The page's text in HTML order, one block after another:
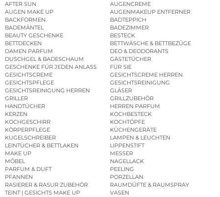
AFTER SUN
AUGENCREME
AUGEN MAKE UP
AUGENMAKEUP ENTFERNER
BACKFORMEN
BADTEPPICH
BADEMÄNTEL
BADEZIMMER
BEAUTY GESCHENKE
BESTECK
BETTDECKEN
BETTWÄSCHE & BETTBEZÜGE
DAMEN PARFUM
DEO & DEODORANTS
DUSCHGEL & BADESCHAUM
GÄSTETÜCHER
GESCHENKE FÜR JEDEN ANLASS
FÜR SIE
GESICHTSCREME
GESICHTSCREME HERREN
GESICHTSPFLEGE
GESICHTSREINIGUNG
GESICHTSREINIGUNG HERREN
GLÄSER
GRILLER
GRILLZUBEHÖR
HANDTÜCHER
HERREN PARFUM
KERZEN
KOCHBESTECK
KOCHGESCHIRR
KOCHTÖPFE
KÖRPERPFLEGE
KÜCHENGERÄTE
KUGELSCHREIBER
LAMPEN & LEUCHTEN
LEINTÜCHER & BETTLAKEN
LIPPENSTIFT
MAKE UP
MESSER
MÖBEL
NAGELLACK
PARFUM & DUFT
PEELING
PFANNEN
PORZELLAN
RASIERER & RASUR ZUBEHÖR
RAUMDÜFTE & RAUMSPRAY
TEINT | GESICHTS MAKE UP
VASEN